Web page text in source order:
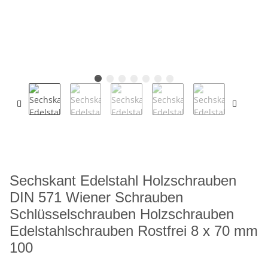
Sechskant Edelstahl Holzschrauben
DIN 571 Wiener Schrauben
Schlüsselschrauben Holzschrauben
Edelstahlschrauben Rostfrei 8 x 70 mm
100